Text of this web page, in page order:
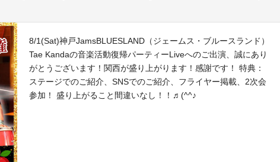
8/1(Sat)神戸JamsBLUESLAND（ジェームス・ブルースランド）
Tae Kandaの音楽活動復帰パーティーLiveへのご出演、誠にあり
がとうございます！関西が盛り上がります！感謝です！ 特典：
ステージでのご紹介、SNSでのご紹介、フライヤー掲載、2次会
参加！ 盛り上がること間違いなし！！♬(^^♪